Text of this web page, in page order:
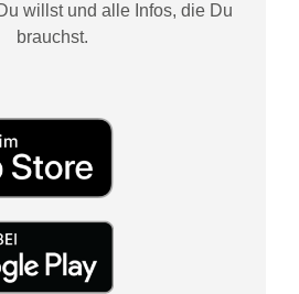
willst und alle Infos, die Du
brauchst.